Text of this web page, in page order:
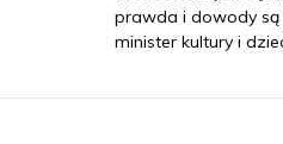
prawda i dowody są
minister kultury i